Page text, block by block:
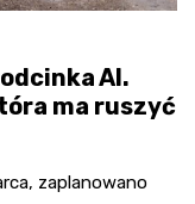
Al.
ma ruszyć
zaplanowano